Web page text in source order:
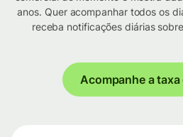
anos. Quer acompanhar todos os
receba notificações diárias
Acompanhe a taxa